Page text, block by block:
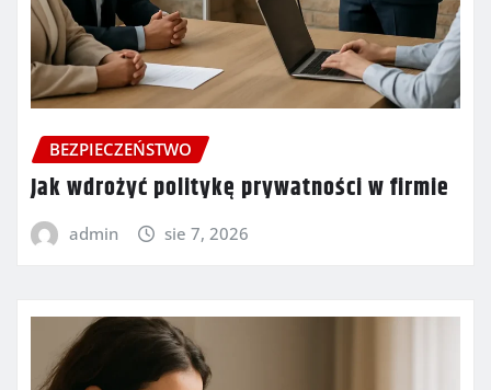
BEZPIECZEŃSTWO
Jak wdrożyć politykę prywatności w firmie
admin sie 7, 2026